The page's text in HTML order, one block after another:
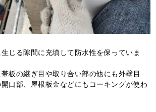
じる隙間に充填して防水性を保っていま
板の継ぎ目や取り合い部の他にも外壁目
口部、屋根板金などにもコーキングが使わ